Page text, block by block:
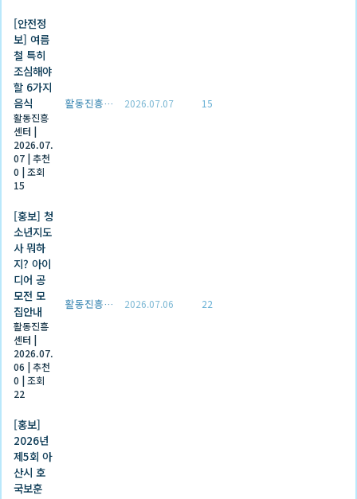
[안전정
보] 여름
철 특히
조심해야
할 6가지
음식
활동진흥
센터 |
2026.07.
07 |추천
0 |조회
15
활동진흥센터 2026.07.07 15
[홍보] 청
소년지도
사 뭐하
지? 아이
디어 공
모전 모
집안내
활동진흥
센터 |
2026.07.
06 |추천
0 |조회
22
활동진흥센터 2026.07.06 22
[홍보]
2026년
제5회 아
산시 호
국보훈